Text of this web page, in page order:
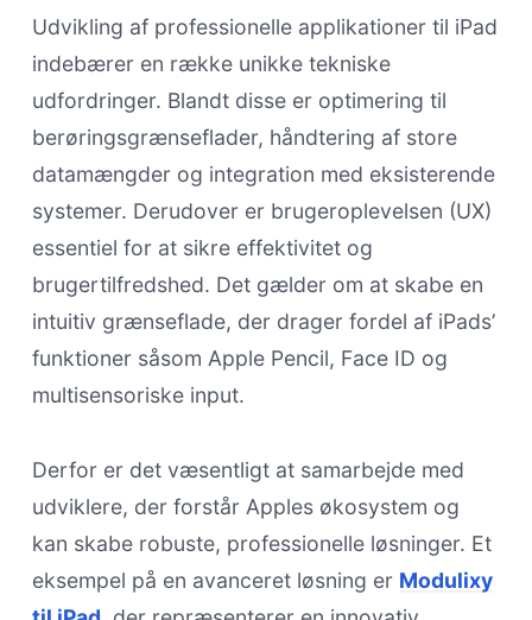
Udvikling af professionelle applikationer til iPad
indebærer en række unikke tekniske
udfordringer. Blandt disse er optimering til
berøringsgrænseflader, håndtering af store
datamængder og integration med eksisterende
systemer. Derudover er brugeroplevelsen (UX)
essentiel for at sikre effektivitet og
brugertilfredshed. Det gælder om at skabe en
intuitiv grænseflade, der drager fordel af iPads’
funktioner såsom Apple Pencil, Face ID og
multisensoriske input.
Derfor er det væsentligt at samarbejde med
udviklere, der forstår Apples økosystem og
kan skabe robuste, professionelle løsninger. Et
eksempel på en avanceret løsning er Modulixy